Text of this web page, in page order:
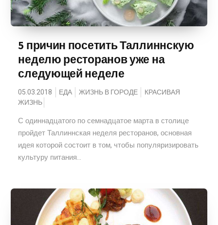
5 причин посетить Таллиннскую
неделю ресторанов уже на
следующей неделе
05.03.2018 ЕДА ЖИЗНЬ В ГОРОДЕ
КРАСИВАЯ
ЖИЗНЬ
С одиннадцатого по семнадцатое марта в столице
пройдет Таллиннская неделя ресторанов, основная
идея которой состоит в том, чтобы популяризировать
культуру питания...